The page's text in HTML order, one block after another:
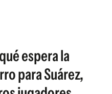
espera la
para Suárez,